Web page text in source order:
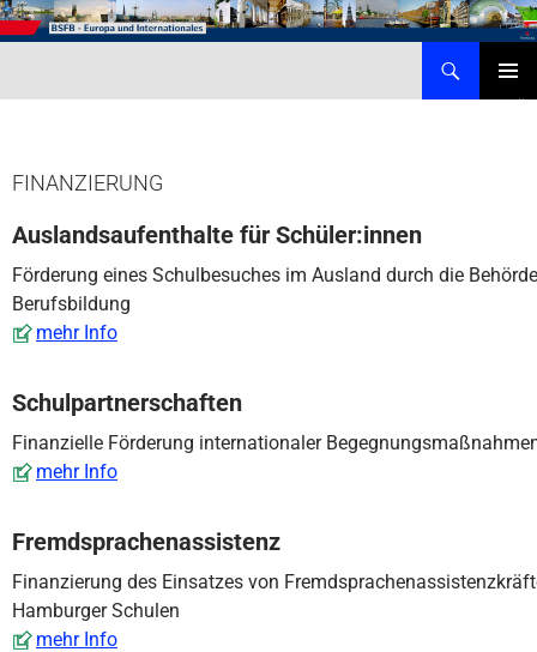
Zum
Inhalt
FINANZIERUNG
Auslandsaufenthalte für Schüler:innen
Förderung eines Schulbesuches im Ausland durch die
Berufsbildung
mehr Info
Schulpartnerschaften
Finanzielle Förderung internationaler
mehr Info
Fremdsprachenassistenz
Finanzierung des Einsatzes von
Hamburger Schulen
mehr Info